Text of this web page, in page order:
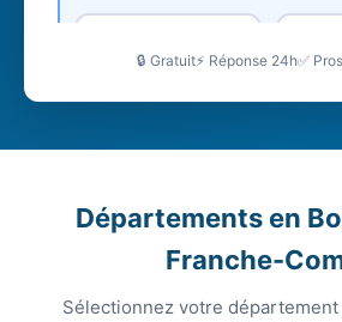
🔒 Gratuit⚡ Réponse 24h✅
Départements en
Franche-
Sélectionnez votre